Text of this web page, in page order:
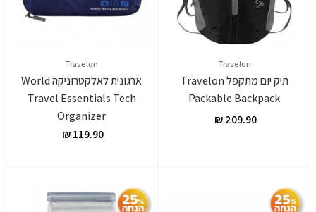
Travelon
תיק יום מתקפל Travelon
Packable Backpack
Travelon
ארגונית לאלקטרוניקה World
Travel Essentials Tech
Organizer